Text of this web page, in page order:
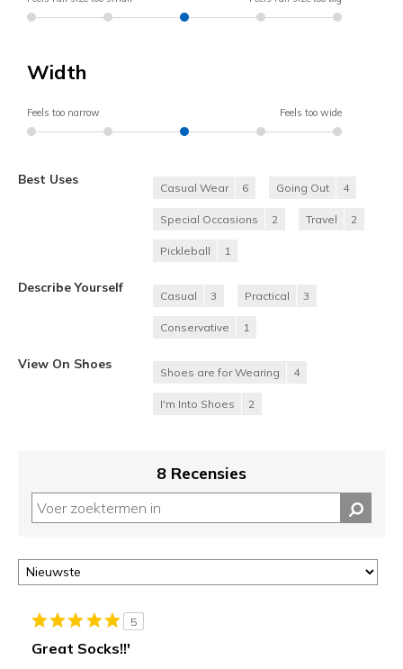
Width
Feels too narrow Feels too wide
Best Uses
Casual Wear 6 Going Out 4
Special Occasions 2 Travel 2
Pickleball 1
Describe Yourself
Casual 3 Practical 3
Conservative 1
View On Shoes
Shoes are for Wearing 4
I'm Into Shoes 2
8 Recensies
5
Great Socks!!'